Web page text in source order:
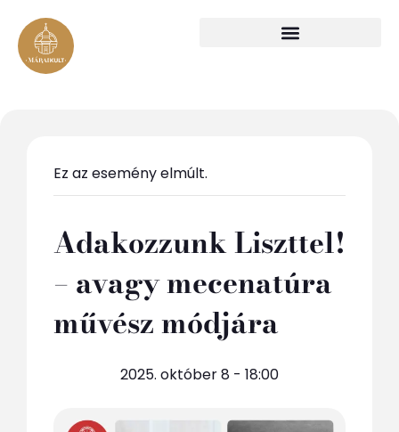
Ez az esemény elmúlt.
Adakozzunk Liszttel!
– avagy mecenatúra
művész módjára
2025. október 8 - 18:00